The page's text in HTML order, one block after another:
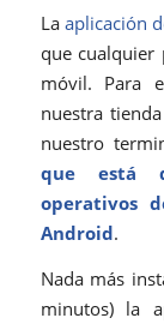
La aplicación
que cualquier
móvil. Para
nuestra
nuestro
que está
operativos
Android.
Nada más
minutos) la